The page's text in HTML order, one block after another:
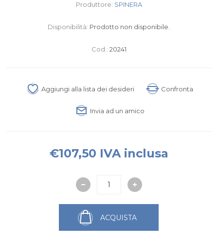
Produttore: SPINERA
Disponibilità: Prodotto non disponibile.
Cod.: 20241
Aggiungi alla lista dei desideri Confronta
Invia ad un amico
€107,50 IVA inclusa
ACQUISTA